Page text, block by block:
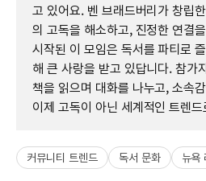
고 있어요. 벤 브래드버리가 창립
의 고독을 해소하고, 진정한 연결
시작된 이 모임은 독서를 파티로
해 큰 사랑을 받고 있답니다. 참가
책을 읽으며 대화를 나누고, 소속
이제 고독이 아닌 세계적인 트렌
커뮤니티 트렌드 독서 문화 뉴욕